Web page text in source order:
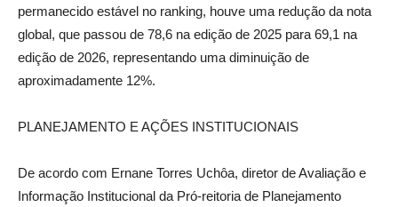
permanecido estável no ranking, houve uma redução da nota
global, que passou de 78,6 na edição de 2025 para 69,1 na
edição de 2026, representando uma diminuição de
aproximadamente 12%.
PLANEJAMENTO E AÇÕES INSTITUCIONAIS
De acordo com Ernane Torres Uchôa, diretor de Avaliação e
Informação Institucional da Pró-reitoria de Planejamento